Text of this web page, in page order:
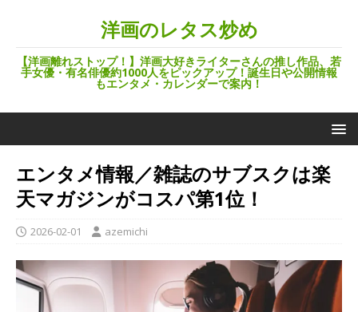
洋画のレタス炒め
【洋画離れストップ！】洋画大好きライターさんの推し作品、若
手女優・有名俳優約1000人をピックアップ！誕生日や公開情報
もエンタメ・カレンダーで案内！
エンタメ情報／雑誌のサブスクは楽
天マガジンがコスパ第1位！
2026-02-01 azemichi